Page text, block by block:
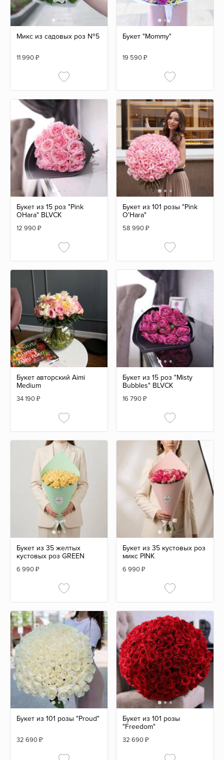
Микс из садовых роз №5
11 990₽
Букет "Mommy"
19 590₽
Букет из 15 роз "Pink
OHara" BLVCK
12 990₽
Букет из 101 розы "Pink
O'Hara"
58 990₽
Букет авторский Aimi
Medium
34 190₽
Букет из 15 роз "Misty
Bubbles" BLVCK
16 790₽
Букет из 35 желтых
кустовых роз GREEN
6 990₽
Букет из 35 кустовых роз
микс PINK
6 990₽
Букет из 101 розы "Proud"
32 690₽
Букет из 101 розы
"Freedom"
32 690₽